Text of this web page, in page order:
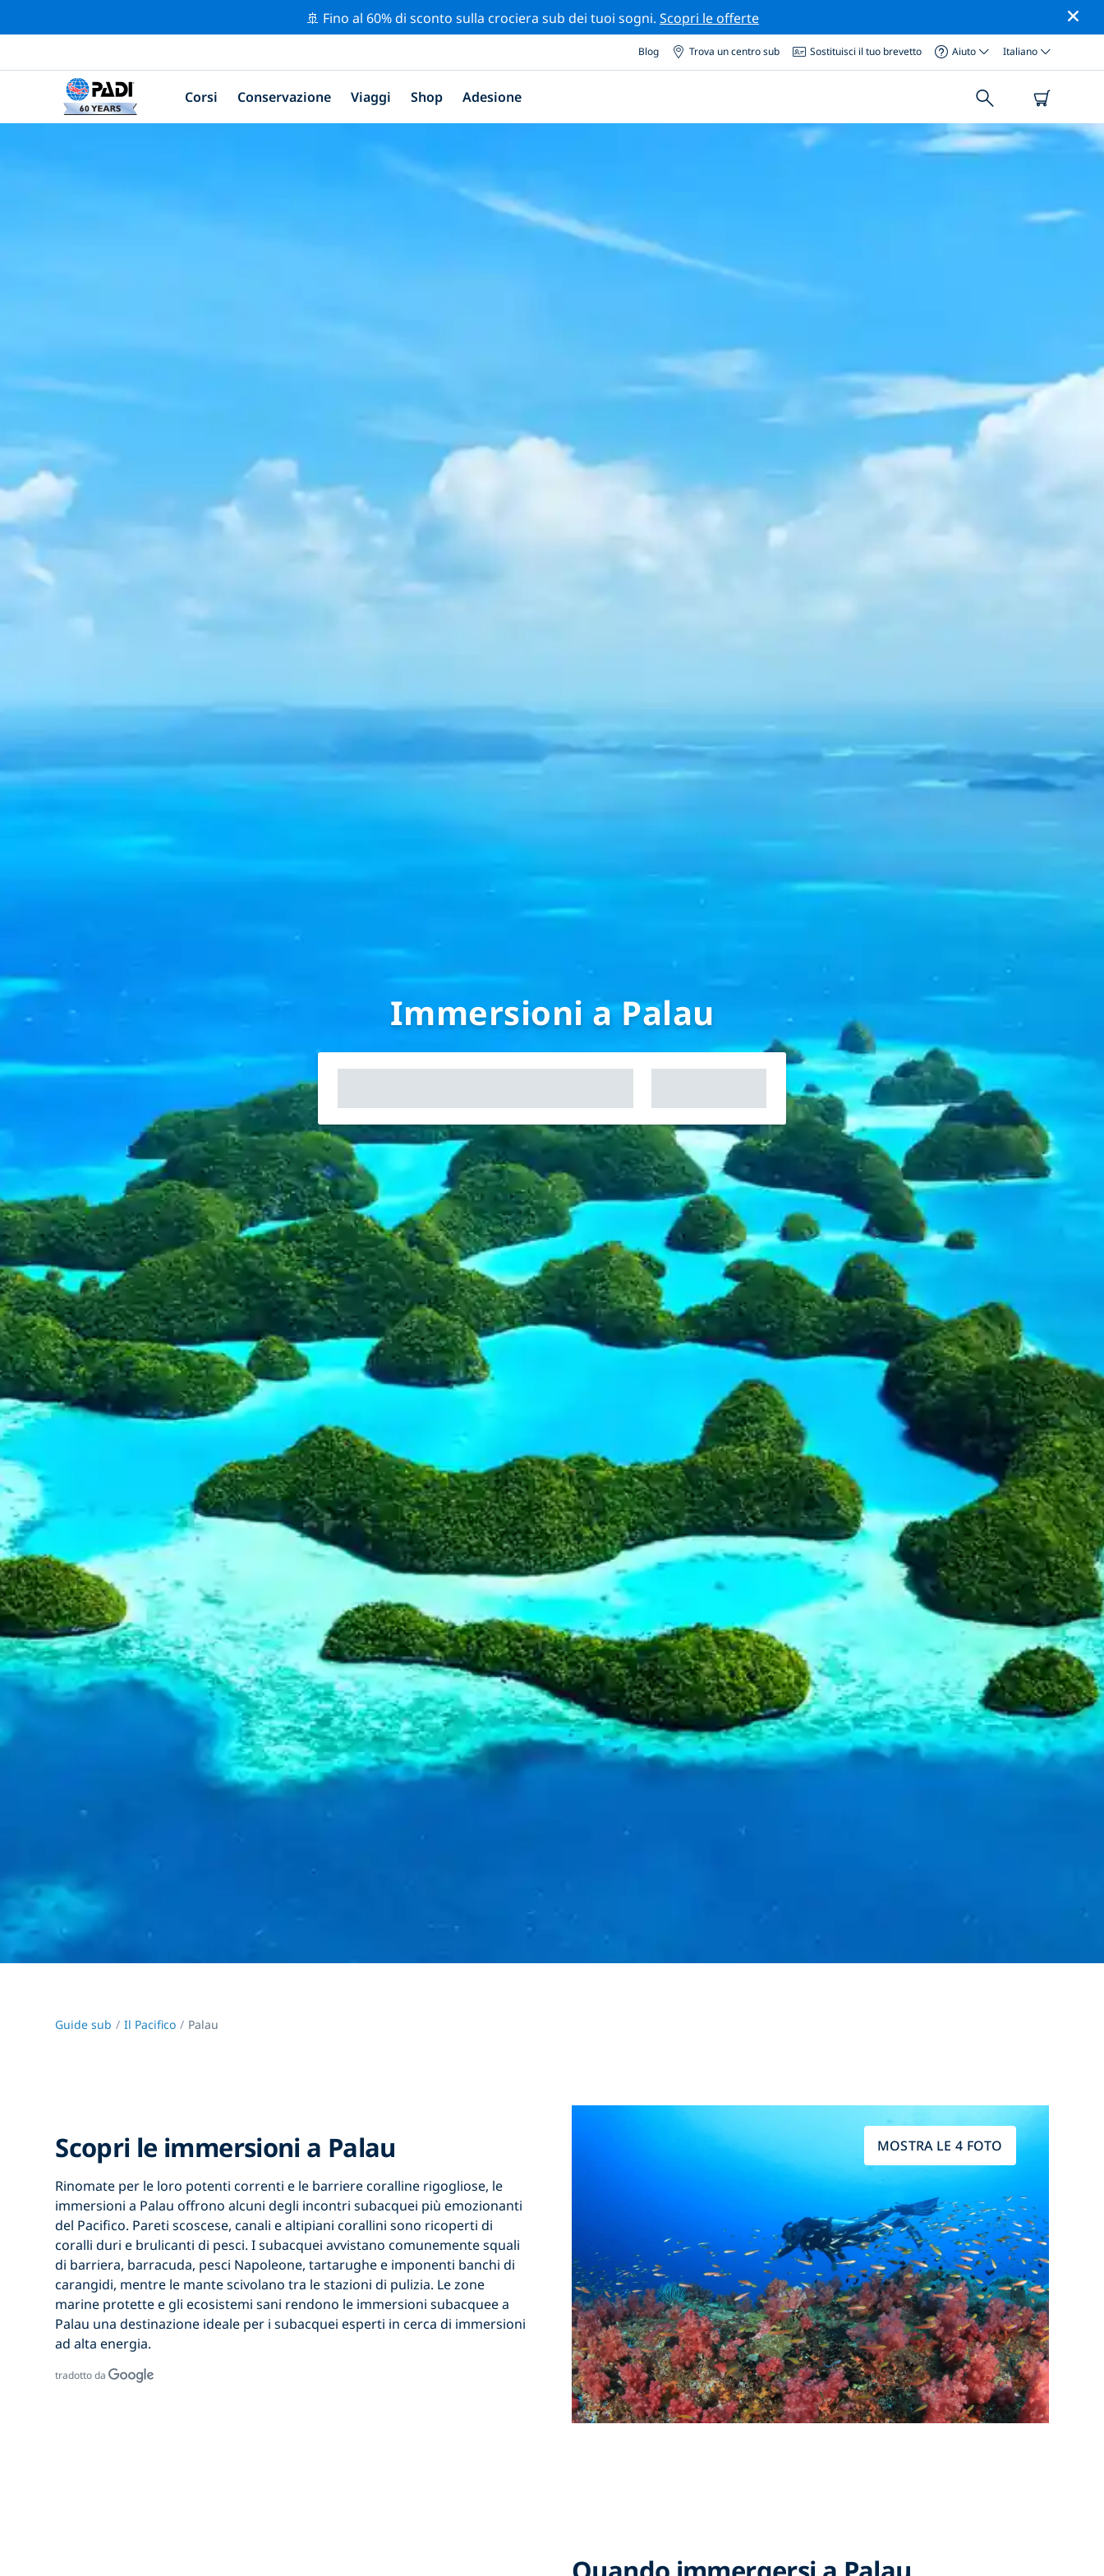
🚢 Fino al 60% di sconto sulla crociera sub dei tuoi sogni. Scopri le offerte
Blog Trova un centro sub Sostituisci il tuo brevetto Aiuto Italiano
Corsi Conservazione Viaggi Shop Adesione
Immersioni a Palau
Guide sub Il Pacifico Palau
Scopri le immersioni a Palau
Rinomate per le loro potenti correnti e le barriere coralline rigogliose, le
immersioni a Palau offrono alcuni degli incontri subacquei più emozionanti
del Pacifico. Pareti scoscese, canali e altipiani corallini sono ricoperti di
coralli duri e brulicanti di pesci. I subacquei avvistano comunemente squali
di barriera, barracuda, pesci Napoleone, tartarughe e imponenti banchi di
carangidi, mentre le mante scivolano tra le stazioni di pulizia. Le zone
marine protette e gli ecosistemi sani rendono le immersioni subacquee a
Palau una destinazione ideale per i subacquei esperti in cerca di immersioni
ad alta energia.
tradotto da
MOSTRA LE 4 FOTO